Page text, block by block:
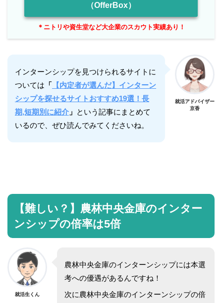
（OfferBox）
＊ニトリや資生堂など大企業のスカウト実績あり！
インターンシップを見つけられるサイトに
ついては 「 【内定者が選んだ】インターン
シップを探せるサイトおすすめ19選！長
期,短期別に紹介 」 という記事にまとめて
いるので、ぜひ読んでみてくださいね。
就活アドバイザー
京香
【難しい？】農林中央金庫のインター
ンシップの倍率は5倍
就活生くん
農林中央金庫のインターンシップには本選
考への優遇があるんですね！
次に農林中央金庫のインターンシップの倍